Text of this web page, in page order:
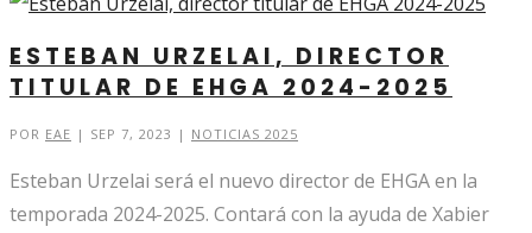
ESTEBAN URZELAI, DIRECTOR
TITULAR DE EHGA 2024-2025
POR EAE | SEP 7, 2023 | NOTICIAS 2025
Esteban Urzelai será el nuevo director de EHGA en la
temporada 2024-2025. Contará con la ayuda de Xabier